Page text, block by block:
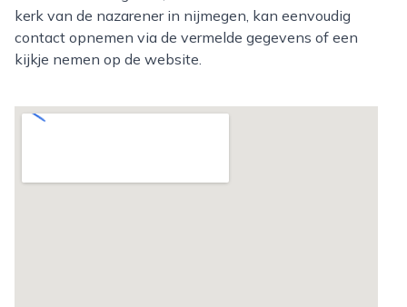
kerk van de nazarener in nijmegen, kan eenvoudig
contact opnemen via de vermelde gegevens of een
kijkje nemen op de website.